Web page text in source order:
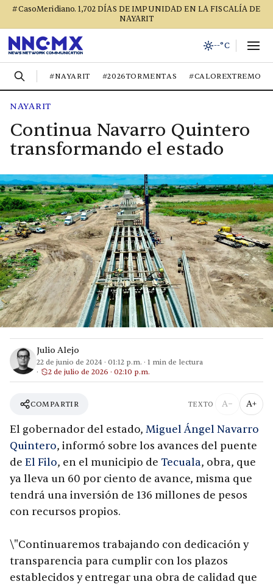
#CasoMeridiano. 1,702 DÍAS DE IMPUNIDAD EN LA FISCALÍA DE
NAYARIT
--°C
#NAYARIT #2026TORMENTAS #CALOREXTREMO
NAYARIT
Continua Navarro Quintero
transformando el estado
Julio Alejo
22 de junio de 2024 · 01:12 p.m. · 1 min de lectura
2 de julio de 2026 · 02:10 p.m.
COMPARTIR TEXTO A− A+
El gobernador del estado, Miguel Ángel Navarro
Quintero, informó sobre los avances del puente
de El Filo, en el municipio de Tecuala, obra, que
ya lleva un 60 por ciento de avance, misma que
tendrá una inversión de 136 millones de pesos
con recursos propios.
\"Continuaremos trabajando con dedicación y
transparencia para cumplir con los plazos
establecidos y entregar una obra de calidad que